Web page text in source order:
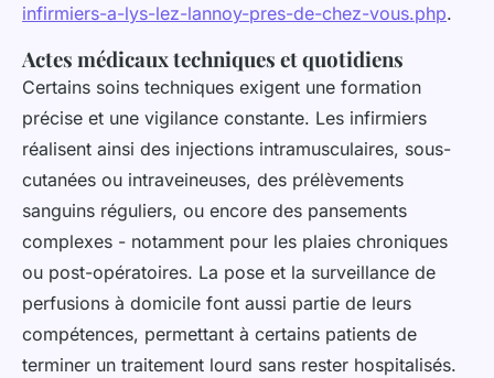
infirmiers-a-lys-lez-lannoy-pres-de-chez-vous.php.
Actes médicaux techniques et quotidiens
Certains soins techniques exigent une formation
précise et une vigilance constante. Les infirmiers
réalisent ainsi des injections intramusculaires, sous-
cutanées ou intraveineuses, des prélèvements
sanguins réguliers, ou encore des pansements
complexes - notamment pour les plaies chroniques
ou post-opératoires. La pose et la surveillance de
perfusions à domicile font aussi partie de leurs
compétences, permettant à certains patients de
terminer un traitement lourd sans rester hospitalisés.